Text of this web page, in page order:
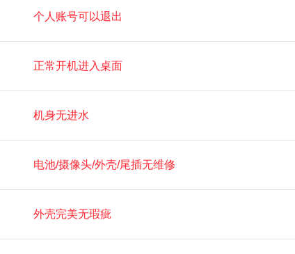
个人账号可以退出
正常开机进入桌面
机身无进水
电池/摄像头/外壳/尾插无维修
外壳完美无瑕疵